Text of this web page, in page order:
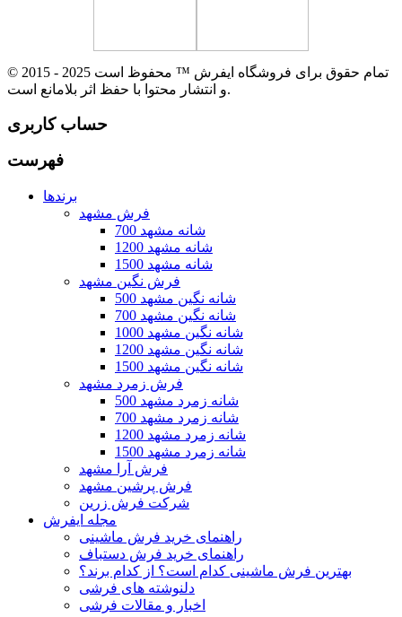
© 2015 - 2025 تمام حقوق برای فروشگاه ایفرش ™ محفوظ است
و انتشار محتوا با حفظ اثر بلامانع است.
حساب کاربری
فهرست
برندها
فرش مشهد
700 شانه مشهد
1200 شانه مشهد
1500 شانه مشهد
فرش نگین مشهد
500 شانه نگین مشهد
700 شانه نگین مشهد
1000 شانه نگین مشهد
1200 شانه نگین مشهد
1500 شانه نگین مشهد
فرش زمرد مشهد
500 شانه زمرد مشهد
700 شانه زمرد مشهد
1200 شانه زمرد مشهد
1500 شانه زمرد مشهد
فرش آرا مشهد
فرش پرشین مشهد
شرکت فرش زرین
مجله ایفرش
راهنمای خرید فرش ماشینی
راهنمای خرید فرش دستباف
بهترین فرش ماشینی کدام است؟ از کدام برند؟
دلنوشته های فرشی
اخبار و مقالات فرشی